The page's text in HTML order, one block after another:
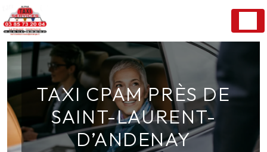
TAXI CPAM PRÈS DE
SAINT-LAURENT-
D’ANDENAY
Panneau de gestion des cookies